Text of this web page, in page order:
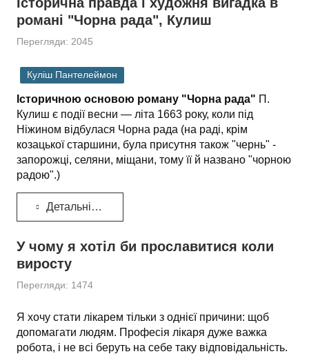
романі "Чорна рада", Кулиш
Перегляди: 2045
Куліш Пантелеймон
Історичною основою роману "Чорна рада" П.
Кулиш є події весни — літа 1663 року, коли під
Ніжином відбулася Чорна рада (на раді, крім
козацької старшини, була присутня також "чернь" -
запорожці, селяни, міщани, тому її й названо "чорною
радою".)
Детальніше...
У чому я хотіл би прославитися коли
виросту
Перегляди: 1474
Я хочу стати лікарем тільки з однієї причини: щоб
допомагати людям. Професія лікаря дуже важка
робота, і не всі беруть на себе таку відповідальність.